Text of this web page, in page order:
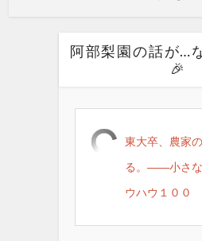
阿部梨園の話が…
🎉
東大卒、農家
る。――小さな
ウハウ１００